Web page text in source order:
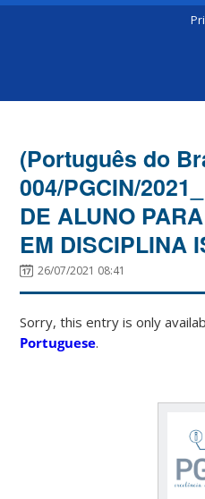
(Português do
004/PGCIN/
DE ALUNO
EM DISCIPLINA
26/07/2021 08:41
Sorry, this entry is only
Portuguese.